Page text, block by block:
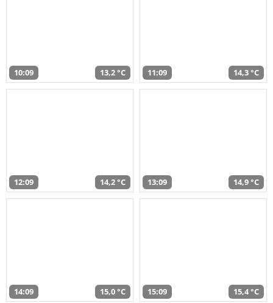
10:09 13,2 °C 11:09 14,3 °C
12:09 14,2 °C 13:09 14,9 °C
14:09 15,0 °C 15:09 15,4 °C